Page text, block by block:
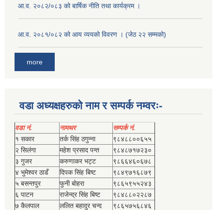
आ.व. २०८२/०८३ को बार्षिक नीति तथा कार्यक्रम ।
आ.व. २०८१/०८२ को आय व्ययको विवरण । (जेठ २२ सम्मको)
more
वडा अध्यक्षहरुको नाम र सम्पर्क नम्वरः-
वडा नं. नामथर
सम्पर्क नं.
१ सकार
तर्क सिंह ठगुन्‍ना
९८४८८००६५५
२ सिलंगा
महेश प्रसाद पन्त
९८४८७१७२३०
३ गुजर
करुणाकर भट्ट
९८६६४६०६७८
४ भुमेश्‍वर ठाडँ
दिपक सिंह बिष्‍ट
९८४९७१६८७९
५ बसन्तपुर
फुनी बोहरा
९८६५९५५२४३
६ पाटन
राजेन्द्र सिंह बिष्‍ट
९८४८८०२२८७
७ कैलपाल
ललित बहादुर चन्द ९८६५७५६८४६